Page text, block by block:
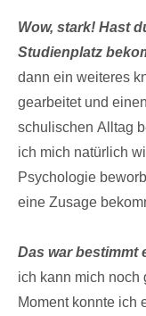
Wow, stark! Hast
Studienplatz
dann ein weiteres
gearbeitet und
schulischen Alltag
ich mich natürlich
Psychologie
eine Zusage
Das war bestimmt
ich kann mich noch
Moment konnte ich